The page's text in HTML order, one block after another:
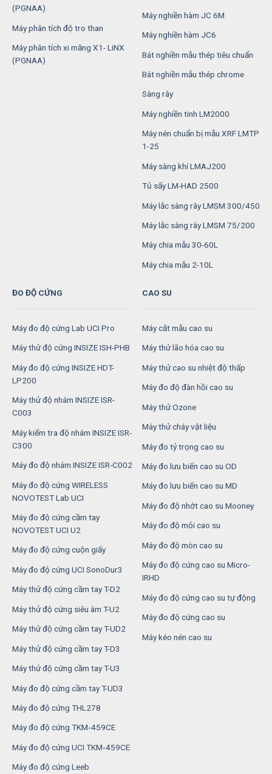
(PGNAA)
Máy phân tích độ tro than
Máy phân tích xi măng X1- LiNX
(PGNAA)
Máy nghiền hàm JC 6M
Máy nghiền hàm JC6
Bát nghiền mẫu thép tiêu chuẩn
Bát nghiền mẫu thép chrome
Sàng rây
Máy nghiền tinh LM2000
Máy nén chuẩn bị mẫu XRF LMTP
1-25
Máy sàng khí LMAJ200
Tủ sấy LM-HAD 2500
Máy lắc sàng rây LMSM 300/450
Máy lắc sàng rây LMSM 75/200
Máy chia mẫu 30-60L
Máy chia mẫu 2-10L
ĐO ĐỘ CỨNG
Máy đo độ cứng Lab UCI Pro
Máy thử độ cứng INSIZE ISH-PHB
Máy đo độ cứng INSIZE HDT-
LP200
Máy thử độ nhám INSIZE ISR-
C003
Máy kiểm tra độ nhám INSIZE ISR-
C300
Máy đo độ nhám INSIZE ISR-C002
Máy đo độ cứng WIRELESS
NOVOTEST Lab UCI
Máy đo độ cứng cầm tay
NOVOTEST UCI U2
Máy đo độ cứng cuộn giấy
Máy đo độ cứng UCI SonoDur3
Máy thử độ cứng cầm tay T-D2
Máy thử độ cứng siêu âm T-U2
Máy thử độ cứng cầm tay T-UD2
Máy thử độ cứng cầm tay T-D3
Máy thử độ cứng cầm tay T-U3
Máy đo độ cứng cầm tay T-UD3
Máy đo độ cứng THL278
Máy đo độ cứng TKM‑459CE
Máy đo độ cứng UCI TKM‑459CE
Máy đo độ cứng Leeb
CAO SU
Máy cắt mẫu cao su
Máy thử lão hóa cao su
Máy thử cao su nhiệt độ thấp
Máy đo độ đàn hồi cao su
Máy thử Ozone
Máy thử cháy vật liệu
Máy đo tỷ trọng cao su
Máy đo lưu biến cao su OD
Máy đo lưu biến cao su MD
Máy đo độ nhớt cao su Mooney
Máy đo độ mỏi cao su
Máy đo độ mòn cao su
Máy đo độ cứng cao su Micro-
IRHD
Máy đo độ cứng cao su tự động
Máy đo độ cứng cao su
Máy kéo nén cao su